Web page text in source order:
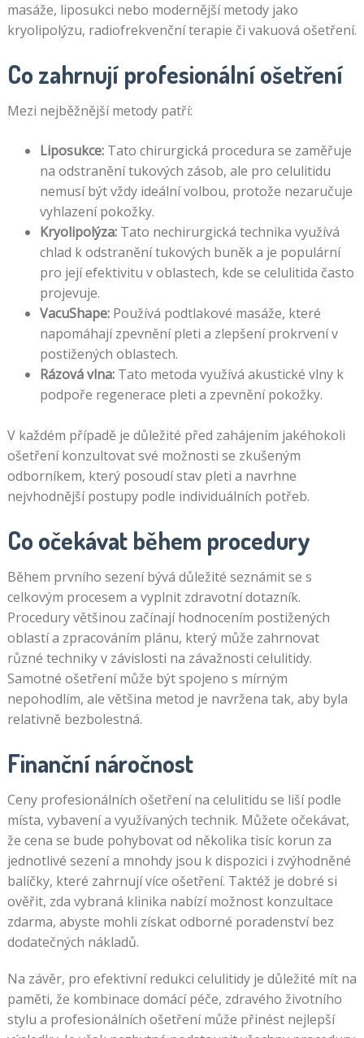
masáže, liposukci nebo modernější metody jako
kryolipolýzu, radiofrekvenční terapie či vakuová ošetření.
Co zahrnují profesionální ošetření
Mezi nejběžnější metody patří:
Liposukce:Tato chirurgická procedura se zaměřuje
na odstranění tukových zásob, ale pro celulitidu
nemusí být vždy ideální volbou, protože nezaručuje
vyhlazení pokožky.
Kryolipolýza:Tato nechirurgická technika využívá
chlad k odstranění tukových buněk a je populární
pro její efektivitu v oblastech, kde se celulitida často
projevuje.
VacuShape:Používá podtlakové masáže, které
napomáhají zpevnění pleti a zlepšení prokrvení v
postižených oblastech.
Rázová vlna:Tato metoda využívá akustické vlny k
podpoře regenerace pleti a zpevnění pokožky.
V každém případě je důležité před zahájením jakéhokoli
ošetření konzultovat své možnosti se zkušeným
odborníkem, který posoudí stav pleti a navrhne
nejvhodnější postupy podle individuálních potřeb.
Co očekávat během procedury
Během prvního sezení bývá důležité seznámit se s
celkovým procesem a vyplnit zdravotní dotazník.
Procedury většinou začínají hodnocením postižených
oblastí a zpracováním plánu, který může zahrnovat
různé techniky v závislosti na závažnosti celulitidy.
Samotné ošetření může být spojeno s mírným
nepohodlím, ale většina metod je navržena tak, aby byla
relativně bezbolestná.
Finanční náročnost
Ceny profesionálních ošetření na celulitidu se liší podle
místa, vybavení a využívaných technik. Můžete očekávat,
že cena se bude pohybovat od několika tisíc korun za
jednotlivé sezení a mnohdy jsou k dispozici i zvýhodněné
balíčky, které zahrnují více ošetření. Taktéž je dobré si
ověřit, zda vybraná klinika nabízí možnost konzultace
zdarma, abyste mohli získat odborné poradenství bez
dodatečných nákladů.
Na závěr, pro efektivní redukci celulitidy je důležité mít na
paměti, že kombinace domácí péče, zdravého životního
stylu a profesionálních ošetření může přinést nejlepší